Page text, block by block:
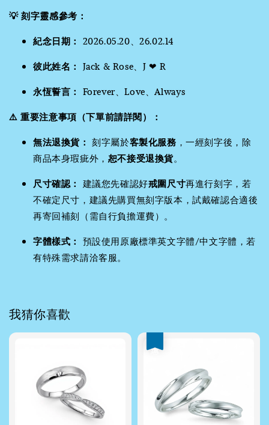
💡 刻字靈感參考：
紀念日期： 2026.05.20、26.02.14
彼此姓名： Jack & Rose、J ❤ R
永恆誓言： Forever、Love、Always
⚠️ 重要注意事項（下單前請詳閱）：
無法退換貨： 刻字屬於客製化服務 ，一經刻字後，除
商品本身瑕疵外， 恕不接受退換貨。
尺寸確認： 建議您先確認好戒圍尺寸再進行刻字，若
不確定尺寸，建議先購買無刻字版本，試戴確認合適後
再寄回補刻（需自行負擔運費）。
字體樣式： 預設使用原廠標準英文字體/中文字體，若
有特殊需求請洽客服。
我猜你喜歡